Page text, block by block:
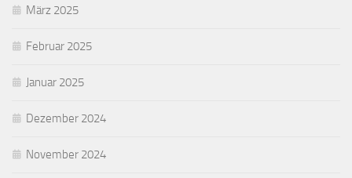
März 2025
Februar 2025
Januar 2025
Dezember 2024
November 2024